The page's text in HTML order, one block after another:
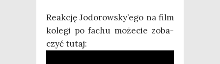
Reak­cję Jodorowsky’ego na film
kole­gi po fachu może­cie zoba­
czyć tutaj: